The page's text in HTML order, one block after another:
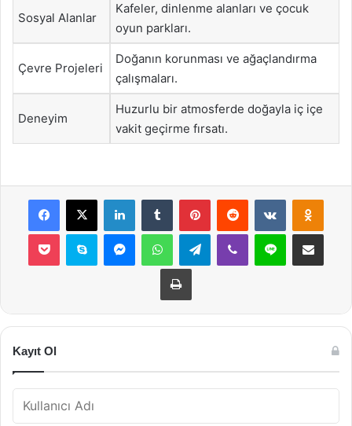
Sosyal Alanlar
Kafeler, dinlenme alanları ve çocuk
oyun parkları.
Çevre Projeleri
Doğanın korunması ve ağaçlandırma
çalışmaları.
Deneyim
Huzurlu bir atmosferde doğayla iç içe
vakit geçirme fırsatı.
Facebook
X LinkedInTumblr PinterestReddit VKontakte
Pocket Skype MessengerWhatsAppTelegramViber Line E-Posta ile
Yazdır
Kayıt Ol